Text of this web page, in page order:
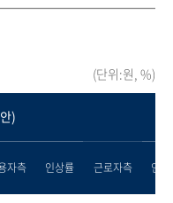
(단위:원, %)
)
자측 인상률 근로자측 인